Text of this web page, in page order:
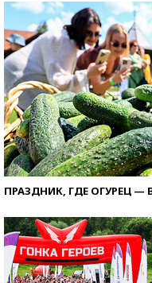
ПРАЗДНИК, ГДЕ ОГУРЕЦ —